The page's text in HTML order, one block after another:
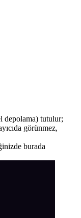
depolama) tutulur;
görünmez,
burada